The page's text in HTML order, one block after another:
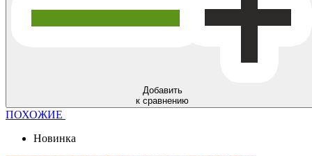
Добавить
к сравнению
ПОХОЖИЕ
Новинка